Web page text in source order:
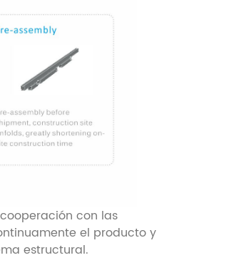
con las
el producto y
estructural.